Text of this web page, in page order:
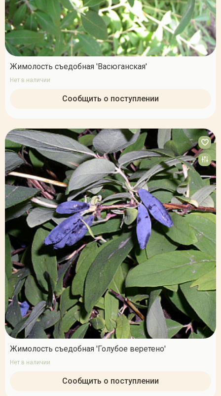
Жимолость съедобная 'Васюганская'
Нет в наличии
Сообщить о поступлении
Жимолость съедобная 'Голубое веретено'
Нет в наличии
Сообщить о поступлении